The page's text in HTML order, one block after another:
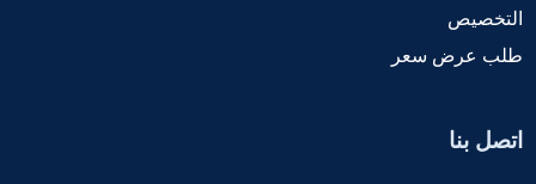
التخصيص
طلب عرض سعر
اتصل بنا